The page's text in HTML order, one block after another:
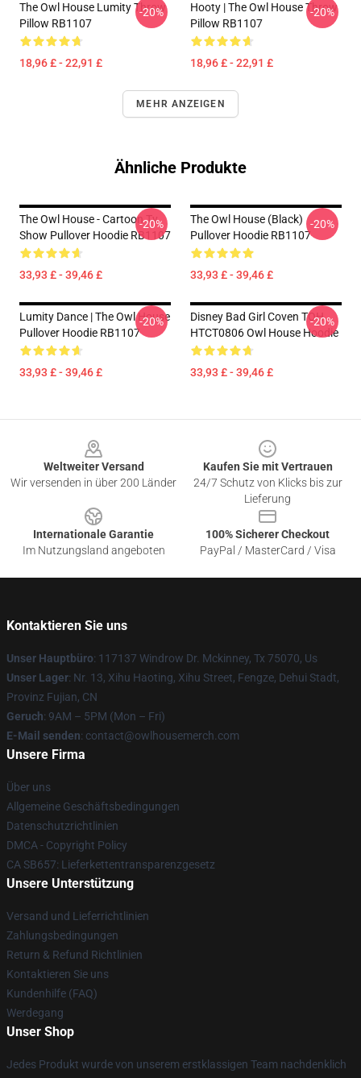
The Owl House Lumity Throw
Pillow RB1107
18,96 £ - 22,91 £
-20%
Hooty | The Owl House Throw
Pillow RB1107
18,96 £ - 22,91 £
-20%
MEHR ANZEIGEN
Ähnliche Produkte
The Owl House - Cartoon Tv
Show Pullover Hoodie RB1107
33,93 £ - 39,46 £
-20%
The Owl House (Black)
Pullover Hoodie RB1107
33,93 £ - 39,46 £
-20%
Lumity Dance | The Owl House
Pullover Hoodie RB1107
33,93 £ - 39,46 £
-20%
Disney Bad Girl Coven TOH
HTCT0806 Owl House Hoodie
33,93 £ - 39,46 £
-20%
Weltweiter Versand
Wir versenden in über 200 Länder
Kaufen Sie mit Vertrauen
24/7 Schutz von Klicks bis zur
Lieferung
Internationale Garantie
Im Nutzungsland angeboten
100% Sicherer Checkout
PayPal / MasterCard / Visa
Kontaktieren Sie uns
Unser Hauptbüro: 117137 Windrow Dr. Mckinney, Tx 75070, Us
Unser Lager: Nr. 13, Xihu Haoting, Xihu Street, Fengze, Dehui Stadt,
Provinz Fujian, CN
Geruch: 9AM – 5PM (Mon – Fri)
E-Mail senden: contact@owlhousemerch.com
Unsere Firma
Über uns
Allgemeine Geschäftsbedingungen
Datenschutzrichtlinien
DMCA - Copyright Policy
CA SB657: Lieferkettentransparenzgesetz
Unsere Unterstützung
Versand und Lieferrichtlinien
Zahlungsbedingungen
Return & Refund Richtlinien
Kontaktieren Sie uns
Kundenhilfe (FAQ)
Werdegang
Unser Shop
Jedes Produkt wurde von unserem erstklassigen Team nachdenklich